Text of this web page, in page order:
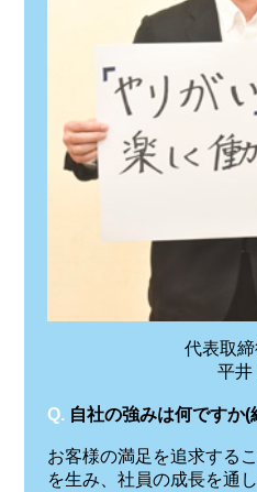
代表取
平井
Q. 自社の強みは何ですか(
お客様の満足を追求する
を生み、社員の成長を通